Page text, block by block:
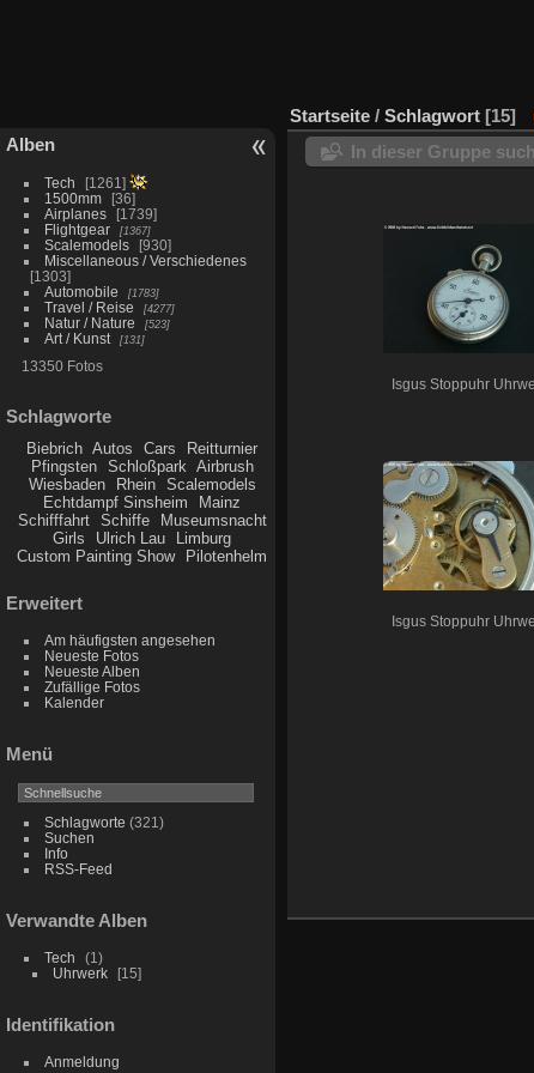
Alben
Tech
1261
1500mm
36
Airplanes
1739
Flightgear
1367
Scalemodels
930
Miscellaneous / Verschiedenes
1303
Automobile
1783
Travel / Reise 4277
Natur / Nature 523
Art / Kunst 131
13350 Fotos
Schlagworte
Biebrich Autos Cars
Reitturnier
Pfingsten
Schloßpark Airbrush
Wiesbaden
Rhein
Scalemodels
Echtdampf Sinsheim
Mainz
Schifffahrt
Schiffe
Museumsnacht
Girls
Ulrich Lau
Limburg
Custom Painting Show
Pilotenhelm
Erweitert
Am häufigsten angesehen
Neueste Fotos
Neueste Alben
Zufällige Fotos
Kalender
Menü
Schlagworte (321)
Suchen
Info
RSS-Feed
Verwandte Alben
Tech
1
Uhrwerk
15
Identifikation
Anmeldung
Startseite / Schlagwort 15
In dieser Gruppe
Isgus Stoppuhr
Isgus Stoppuhr